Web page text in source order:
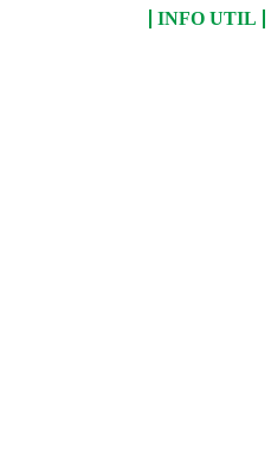
INFO UTIL